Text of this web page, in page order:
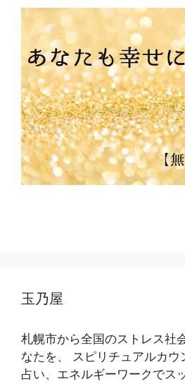
玉乃屋
札幌市から全国のストレス社
なたを、 スピリチュアルカウ
占い、エネルギーワークでス